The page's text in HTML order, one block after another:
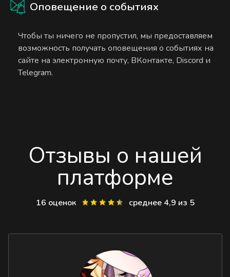
Оповещение о событиях
Чтобы ты ничего не пропустил, мы предоставляем
возможность получать оповещения о событиях на
сайте на электронную почту, ВКонтакте, Discord и
Telegram.
Отзывы о нашей
платформе
16 оценок среднее 4,9 из 5